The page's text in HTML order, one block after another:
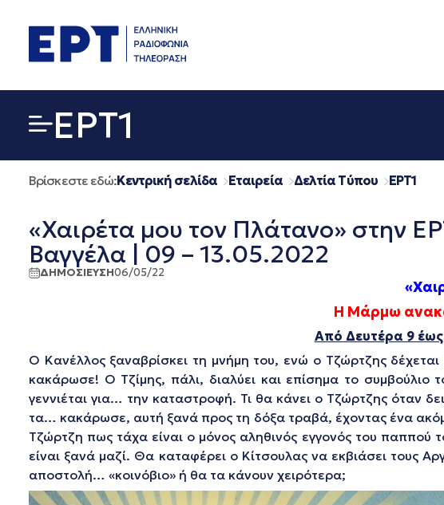
περιεχόμενο
EΡΤ1
Βρίσκεστε εδώ:Κεντρική σελίδα Εταιρεία Δελτία Τύπου EΡΤ1
«Χαιρέτα μου τον Πλάτανο» στην
Βαγγέλα | 09 – 13.05.2022
ΔΗΜΟΣΙΕΥΣΗ06/05/22
Η Μάρμω
Από Δευτέρα 9
Ο Κανέλλος ξαναβρίσκει τη μνήμη του, ενώ ο Τζώρτζης
κακάρωσε! Ο Τζίμης, πάλι, διαλύει και επίσημα το συμβούλιο
γεννιέται για… την καταστροφή. Τι θα κάνει ο Τζώρτζης όταν
τα… κακάρωσε, αυτή ξανά προς τη δόξα τραβά, έχοντας ένα
Τζώρτζη πως τάχα είναι ο μόνος αληθινός εγγονός του παππού
είναι ξανά μαζί. Θα καταφέρει ο Κίτσουλας να εκβιάσει τους
αποστολή… «κοινόβιο» ή θα τα κάνουν χειρότερα;